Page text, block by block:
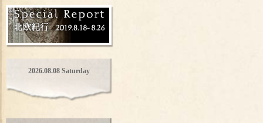
2026.08.08 Saturday